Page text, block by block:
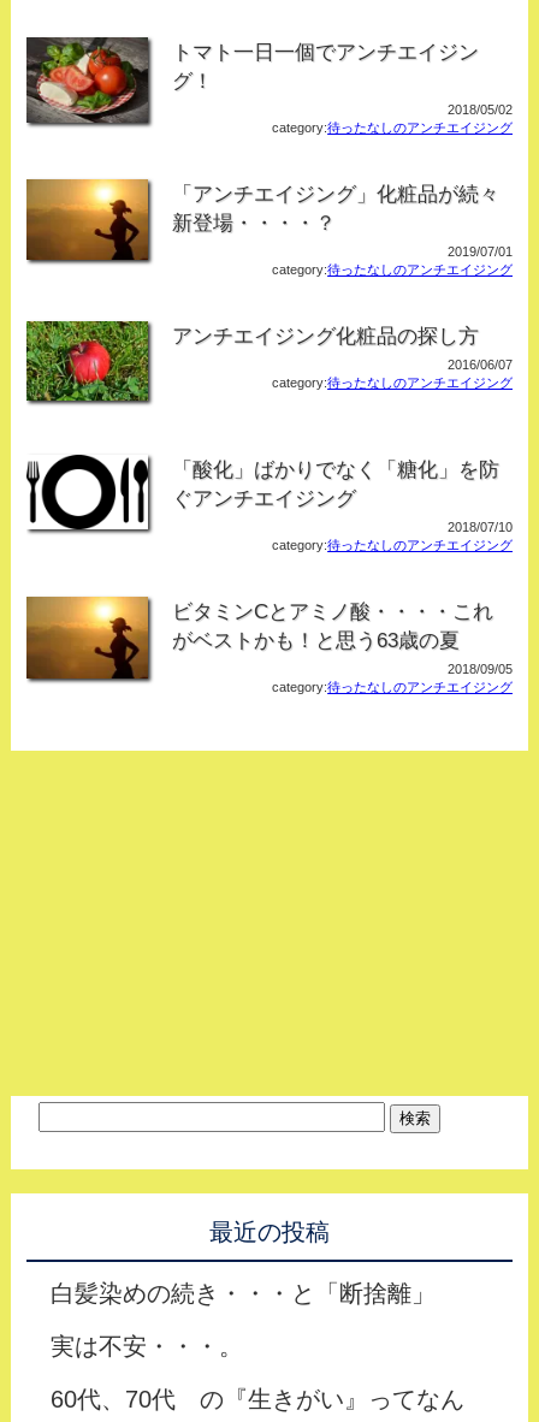
トマト一日一個でアンチエイジン
グ！
2018/05/02
category:待ったなしのアンチエイジング
「アンチエイジング」化粧品が続々
新登場・・・・？
2019/07/01
category:待ったなしのアンチエイジング
アンチエイジング化粧品の探し方
2016/06/07
category:待ったなしのアンチエイジング
「酸化」ばかりでなく「糖化」を防
ぐアンチエイジング
2018/07/10
category:待ったなしのアンチエイジング
ビタミンCとアミノ酸・・・・これ
がベストかも！と思う63歳の夏
2018/09/05
category:待ったなしのアンチエイジング
最近の投稿
白髪染めの続き・・・と「断捨離」
実は不安・・・。
60代、70代 の『生きがい』ってなん